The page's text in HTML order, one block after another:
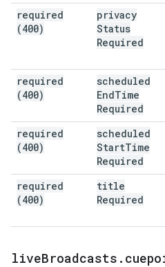
required
(400)
privacy
Status
Required
required
(400)
scheduled
EndTime
Required
required
(400)
scheduled
StartTime
Required
required
(400)
title
Required
liveBroadcasts .